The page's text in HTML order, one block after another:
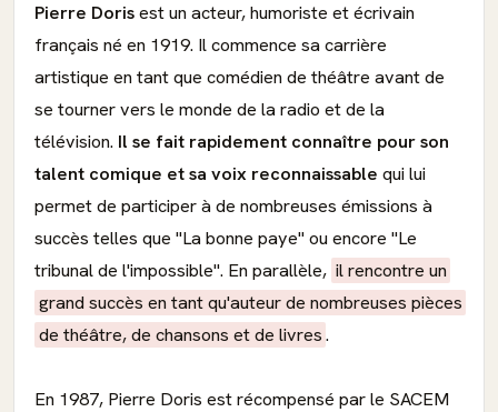
Pierre Dorisest un acteur, humoriste et écrivain
français né en 1919. Il commence sa carrière
artistique en tant que comédien de théâtre avant de
se tourner vers le monde de la radio et de la
télévision. Il se fait rapidement connaître pour son
talent comique et sa voix reconnaissable qui lui
permet de participer à de nombreuses émissions à
succès telles que "La bonne paye" ou encore "Le
tribunal de l'impossible". En parallèle, il rencontre un
grand succès en tant qu'auteur de nombreuses pièces
de théâtre, de chansons et de livres.
En 1987, Pierre Doris est récompensé par le SACEM